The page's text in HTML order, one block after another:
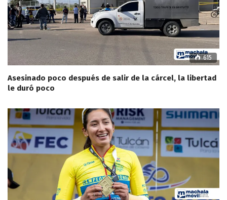
615
Asesinado poco después de salir de la cárcel, la libertad
le duró poco